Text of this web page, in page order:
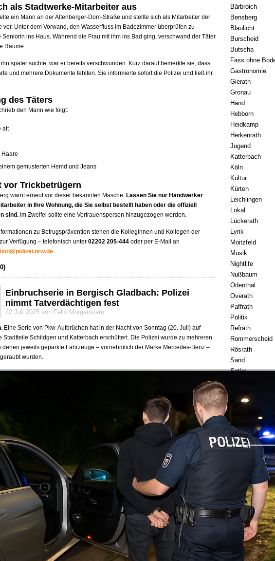
als Stadtwerke-Mitarbeiter aus
ein Mann an der Altenberger-Dom-Straße und stellte sich als Mitarbeiter der
vor. Unter dem Vorwand, den Wasserfluss im Badezimmer überprüfen zu
ins Haus. Während die Frau mit ihm ins Bad ging, verschwand der Täter
Räume.
später suchte, war er bereits verschwunden. Kurz darauf bemerkte sie, dass
und mehrere Dokumente fehlten. Sie informierte sofort die Polizei und ließ ihr
des Täters
den Mann wie folgt:
alt
gemusterten Hemd und Jeans
vor Trickbetrügern
warnt erneut vor dieser bekannten Masche: Lassen Sie nur Handwerker
in Ihre Wohnung, die Sie selbst bestellt haben oder die offiziell
sind. Im Zweifel sollte eine Vertrauensperson hinzugezogen werden.
zu Betrugsprävention stehen die Kolleginnen und Kollegen der
Verfügung – telefonisch unter 02202 205-444 oder per E-Mail an
Einbruchserie in Bergisch Gladbach: Polizei
nimmt Tatverdächtigen fest
22 Juli 2025 von Felix Morgenstern
Eine Serie von Pkw-Aufbrüchen hat in der Nacht von Sonntag (20. Juli) auf
Stadtteile Schildgen und Katterbach erschüttert. Die Polizei wurde zu mehreren
denen jeweils geparkte Fahrzeuge – vornehmlich der Marke Mercedes-Benz –
wurden.
Bärbroich
Bensberg
Blaulicht
Burscheid
Butscha
Fass ohne
Gastronomie
Gierath
Gronau
Hand
Hebborn
Heidkamp
Herkenrath
Jugend
Katterbach
Köln
Kultur
Kürten
Leichlingen
Lokal
Lückerath
Lyrik
Moitzfeld
Musik
Nightlife
Nußbaum
Odenthal
Overath
Paffrath
Politik
Refrath
Rommerscheid
Rösrath
Sand
Satire
Sport
Stadtmitte
Wermelskirchen
Wirtschaft